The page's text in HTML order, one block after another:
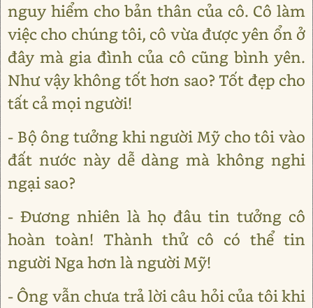
nguy hiểm cho bản thân của cô. Cô làm
việc cho chúng tôi, cô vừa được yên ổn ở
đây mà gia đình của cô cũng bình yên.
Như vậy không tốt hơn sao? Tốt đẹp cho
tất cả mọi người!
- Bộ ông tưởng khi người Mỹ cho tôi vào
đất nước này dễ dàng mà không nghi
ngại sao?
- Đương nhiên là họ đâu tin tưởng cô
hoàn toàn! Thành thử cô có thể tin
người Nga hơn là người Mỹ!
- Ông vẫn chưa trả lời câu hỏi của tôi khi